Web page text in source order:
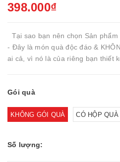
398.000₫
Tại sao bạn nên chọn Sản
- Đây là món quà độc đáo &
ai cả, vì nó là của riêng bạn thiết
Gói quà
KHÔNG GÓI QUÀ CÓ HỘP QUÀ
Số lượng: